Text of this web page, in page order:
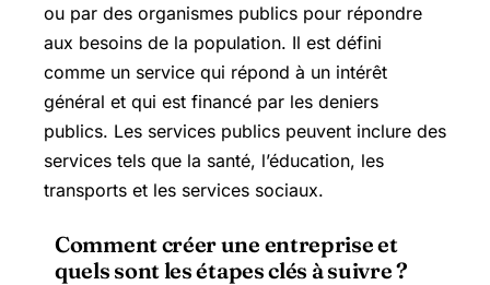
ou par des organismes publics pour répondre
aux besoins de la population. Il est défini
comme un service qui répond à un intérêt
général et qui est financé par les deniers
publics. Les services publics peuvent inclure des
services tels que la santé, l’éducation, les
transports et les services sociaux.
Comment créer une entreprise et
quels sont les étapes clés à suivre ?